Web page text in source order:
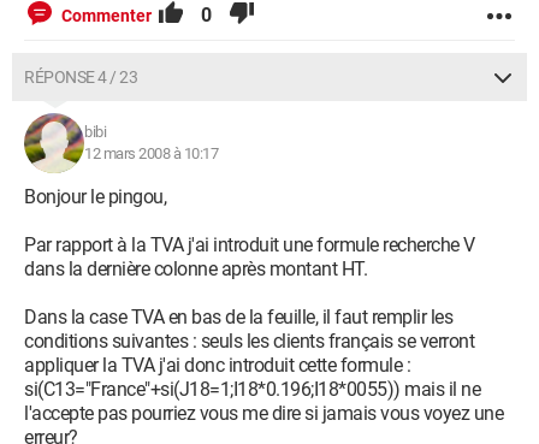
Commenter 0
RÉPONSE 4 / 23
bibi
12 mars 2008 à 10:17
Bonjour le pingou,
Par rapport à la TVA j'ai introduit une formule recherche V
dans la dernière colonne après montant HT.
Dans la case TVA en bas de la feuille, il faut remplir les
conditions suivantes : seuls les clients français se verront
appliquer la TVA j'ai donc introduit cette formule :
si(C13="France"+si(J18=1;I18*0.196;I18*0055)) mais il ne
l'accepte pas pourriez vous me dire si jamais vous voyez une
erreur?